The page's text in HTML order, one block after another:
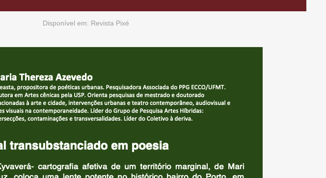
Disponível em: Revista Pixé